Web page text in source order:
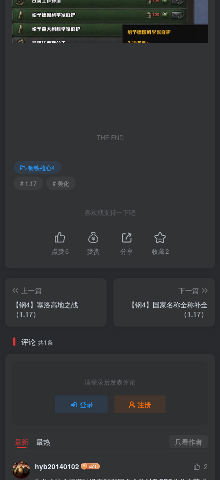
THE END
钢铁雄心4
# 1.17
# 美化
喜欢就支持一下吧
点赞6 赞赏 分享 收藏2
上一篇
【钢4】塞洛高地之战
（1.17）
下一篇
【钢4】国家名称全称补全
（1.17）
评论 共1条
请登录后发表评论
登录 注册
最新 最热 只看作者
hyb20140102
2